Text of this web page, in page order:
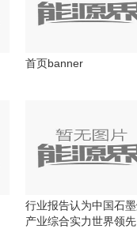
首页banner
行业报告认为中国石
产业综合实力世界领先